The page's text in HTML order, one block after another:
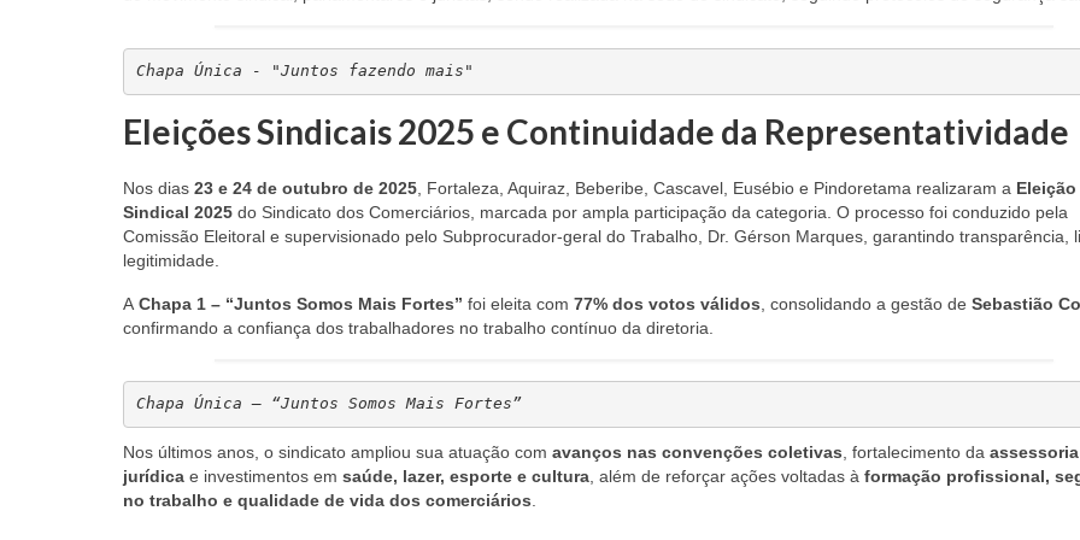
Chapa Única - "Juntos fazendo mais"
Eleições Sindicais 2025 e Continuidade da Representatividade
Nos dias 23 e 24 de outubro de 2025 , Fortaleza, Aquiraz, Beberibe, Cascavel, Eusébio e Pindoretama realizaram a Eleição
Sindical 2025 do Sindicato dos Comerciários, marcada por ampla participação da categoria. O processo foi conduzido pela
Comissão Eleitoral e supervisionado pelo Subprocurador-geral do Trabalho, Dr. Gérson Marques, garantindo transparência,
legitimidade.
A Chapa 1 – “Juntos Somos Mais Fortes” foi eleita com 77% dos votos válidos , consolidando a gestão de Sebastião
confirmando a confiança dos trabalhadores no trabalho contínuo da diretoria.
Chapa Única – “Juntos Somos Mais Fortes”
Nos últimos anos, o sindicato ampliou sua atuação com avanços nas convenções coletivas , fortalecimento da assessoria
jurídica e investimentos em saúde, lazer, esporte e cultura , além de reforçar ações voltadas à formação profissional,
no trabalho e qualidade de vida dos comerciários